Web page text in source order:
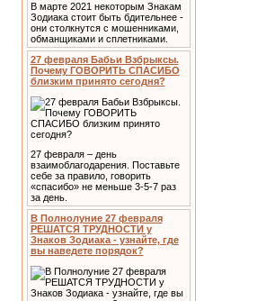
В марте 2021 некоторым Знакам
Зодиака стоит быть бдительнее -
они столкнутся с мошенниками,
обманщиками и сплетниками.
27 февраля Бабьи Взбрыксы.
Почему ГОВОРИТЬ СПАСИБО
близким принято сегодня?
27 февраля – день
взаимоблагодарения. Поставьте
себе за правило, говорить
«спасибо» не меньше 3-5-7 раз
за день.
В Полнолуние 27 февраля
РЕШАТСЯ ТРУДНОСТИ у
Знаков Зодиака - узнайте, где
вы наведете порядок?